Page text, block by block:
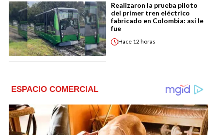
Realizaron la prueba piloto
del primer tren eléctrico
fabricado en Colombia: así le
fue
Hace 12 horas